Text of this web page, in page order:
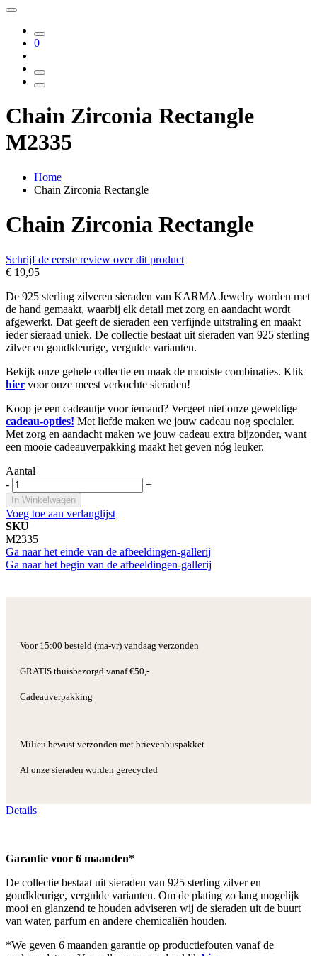
0
Chain Zirconia Rectangle
M2335
Home
Chain Zirconia Rectangle
Chain Zirconia Rectangle
Schrijf de eerste review over dit product
€ 19,95
De 925 sterling zilveren sieraden van KARMA Jewelry worden met
de hand gemaakt, waarbij elk detail met zorg en aandacht wordt
afgewerkt. Dat geeft de sieraden een verfijnde uitstraling en maakt
ieder sieraad uniek. De collectie bestaat uit sieraden van 925 sterling
zilver en goudkleurige, vergulde varianten.
Bekijk onze gehele collectie en maak de mooiste combinaties. Klik
hier voor onze meest verkochte sieraden!
Koop je een cadeautje voor iemand? Vergeet niet onze geweldige
cadeau-opties! Met liefde maken we jouw cadeau nog specialer.
Met zorg en aandacht maken we jouw cadeau extra bijzonder, want
een mooie cadeauverpakking maakt het geven nóg leuker.
Aantal
-
+
In Winkelwagen
Voeg toe aan verlanglijst
SKU
M2335
Ga naar het einde van de afbeeldingen-gallerij
Ga naar het begin van de afbeeldingen-gallerij
Voor 15:00 besteld (ma-vr) vandaag verzonden
GRATIS thuisbezorgd vanaf €50,-
Cadeauverpakking
Milieu bewust verzonden met brievenbuspakket
Al onze sieraden worden gerecycled
Details
Garantie voor 6 maanden*
De collectie bestaat uit sieraden van 925 sterling zilver en
goudkleurige, vergulde varianten. Om de plating zo lang mogelijk
mooi en glanzend te houden adviseren wij de sieraden uit de buurt
van water, parfum en andere chemicaliën houden.
*We geven 6 maanden garantie op productiefouten vanaf de